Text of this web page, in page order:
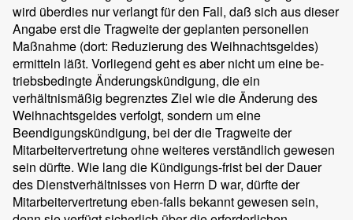
wird überdies nur verlangt für den Fall, daß sich aus dieser
Angabe erst die Tragweite der geplanten personellen
Maßnahme (dort: Reduzierung des Weihnachtsgeldes)
ermitteln läßt. Vorliegend geht es aber nicht um eine be-
triebsbedingte Änderungskündigung, die ein
verhältnismäßig begrenztes Ziel wie die Änderung des
Weihnachtsgeldes verfolgt, sondern um eine
Beendigungskündigung, bei der die Tragweite der
Mitarbeitervertretung ohne weiteres verständlich gewesen
sein dürfte. Wie lang die Kündigungs-frist bei der Dauer
des Dienstverhältnisses von Herrn D war, dürfte der
Mitarbeitervertretung eben-falls bekannt gewesen sein,